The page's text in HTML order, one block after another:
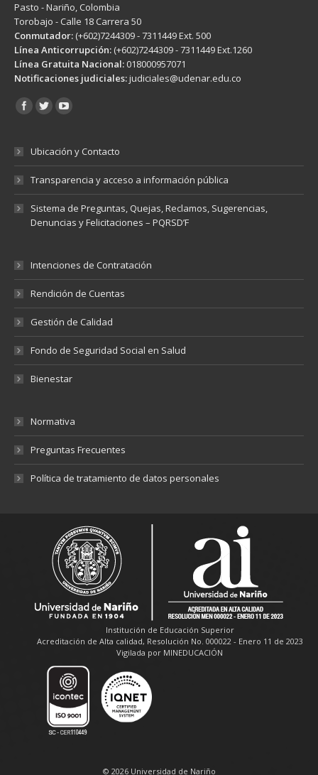
Pasto - Nariño, Colombia
Torobajo - Calle 18 Carrera 50
Conmutador: (+602)7244309 - 7311449 Ext. 500
Línea Anticorrupción: (+602)7244309 - 7311449 Ext.1260
Línea Gratuita Nacional: 018000957071
Notificaciones judiciales:judiciales@udenar.edu.co
Encuéntranos en:
Ubicación y Contacto
Transparencia y acceso a información pública
Sistema de Preguntas, Quejas, Reclamos, Sugerencias,
Denuncias y Felicitaciones – PQRSD’F
Intenciones de Contratación
Rendición de Cuentas
Gestión de Calidad
Fondo de Seguridad Social en Salud
Bienestar
Normativa
Preguntas Frecuentes
Política de tratamiento de datos personales
Institución de Educación Superior
Acreditación de Alta calidad, Resolución No. 000022 - Enero 11 de 2023
Vigilada por MINEDUCACIÓN
© 2026 Universidad de Nariño